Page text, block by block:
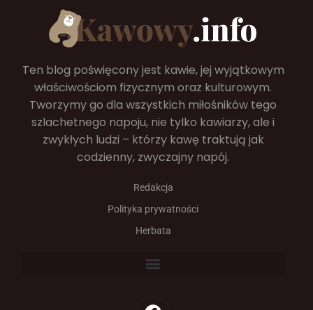
Ten blog poświęcony jest kawie, jej wyjątkowym
właściwościom fizycznym oraz kulturowym.
Tworzymy go dla wszystkich miłośników tego
szlachetnego napoju, nie tylko kawiarzy, ale i
zwykłych ludzi – którzy kawę traktują jak
codzienny, zwyczajny napój.
Redakcja
Polityka prywatności
Herbata